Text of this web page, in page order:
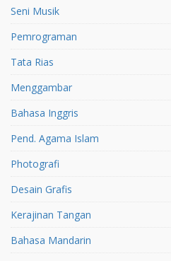
Seni Musik
Pemrograman
Tata Rias
Menggambar
Bahasa Inggris
Pend. Agama Islam
Photografi
Desain Grafis
Kerajinan Tangan
Bahasa Mandarin